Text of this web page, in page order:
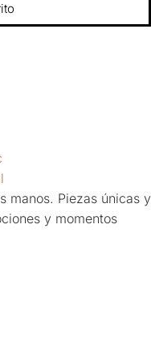
manos. Piezas únicas y
y momentos